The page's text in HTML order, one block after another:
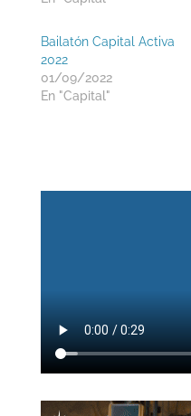
Bailatón Capital Activa
2022
01/09/2022
En "Capital"